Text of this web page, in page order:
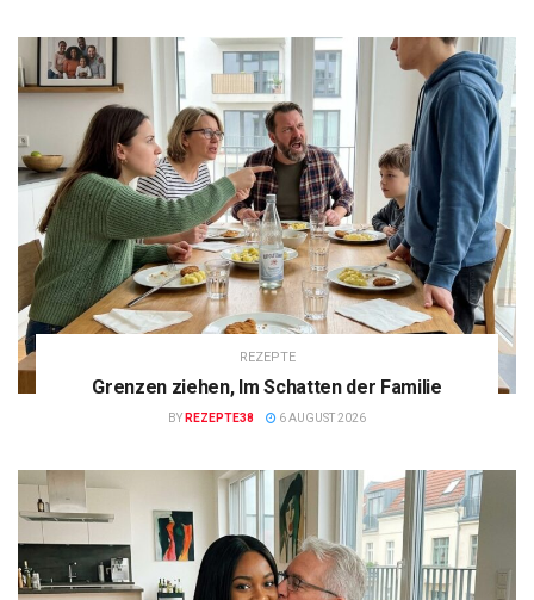
REZEPTE
Grenzen ziehen, Im Schatten der Familie
BY REZEPTE38 6 AUGUST 2026